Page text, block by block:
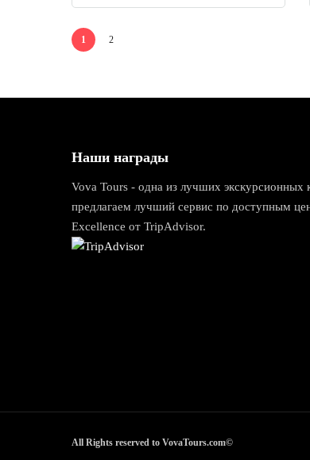
1 2
Наши награды
Vova Tours - одна из лучших
предлагаем лучший сервис по доступным
Excellence от TripAdvisor.
All Rights reserved to VovaTours.com©